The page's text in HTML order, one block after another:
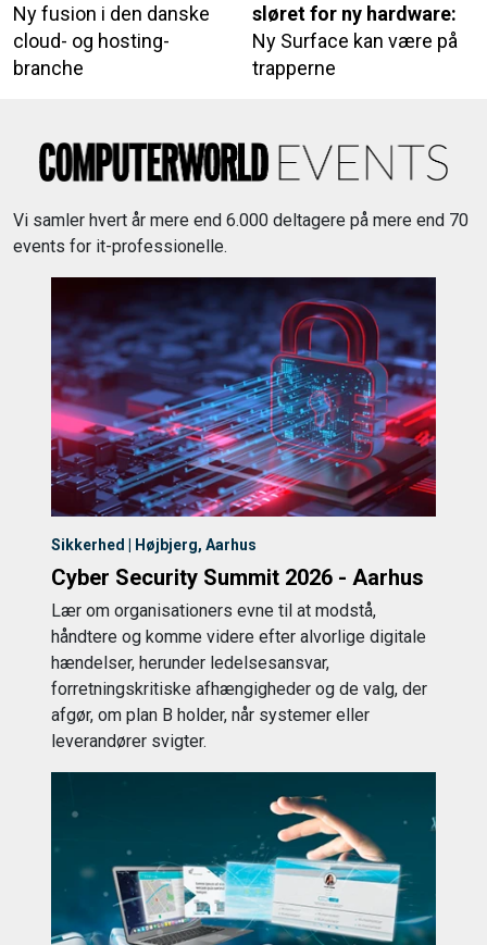
Ny fusion i den danske
cloud- og hosting-
branche
sløret for ny hardware:
Ny Surface kan være på
trapperne
Vi samler hvert år mere end 6.000 deltagere på mere end 70
events for it-professionelle.
Sikkerhed | Højbjerg, Aarhus
Cyber Security Summit 2026 - Aarhus
Lær om organisationers evne til at modstå,
håndtere og komme videre efter alvorlige digitale
hændelser, herunder ledelsesansvar,
forretningskritiske afhængigheder og de valg, der
afgør, om plan B holder, når systemer eller
leverandører svigter.